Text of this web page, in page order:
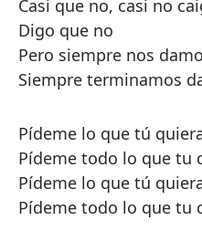
Casi que no, casi no
Digo que no
Pero siempre nos
Siempre terminamos
Pídeme lo que tú
Pídeme todo lo que tu
Pídeme lo que tú
Pídeme todo lo que tu